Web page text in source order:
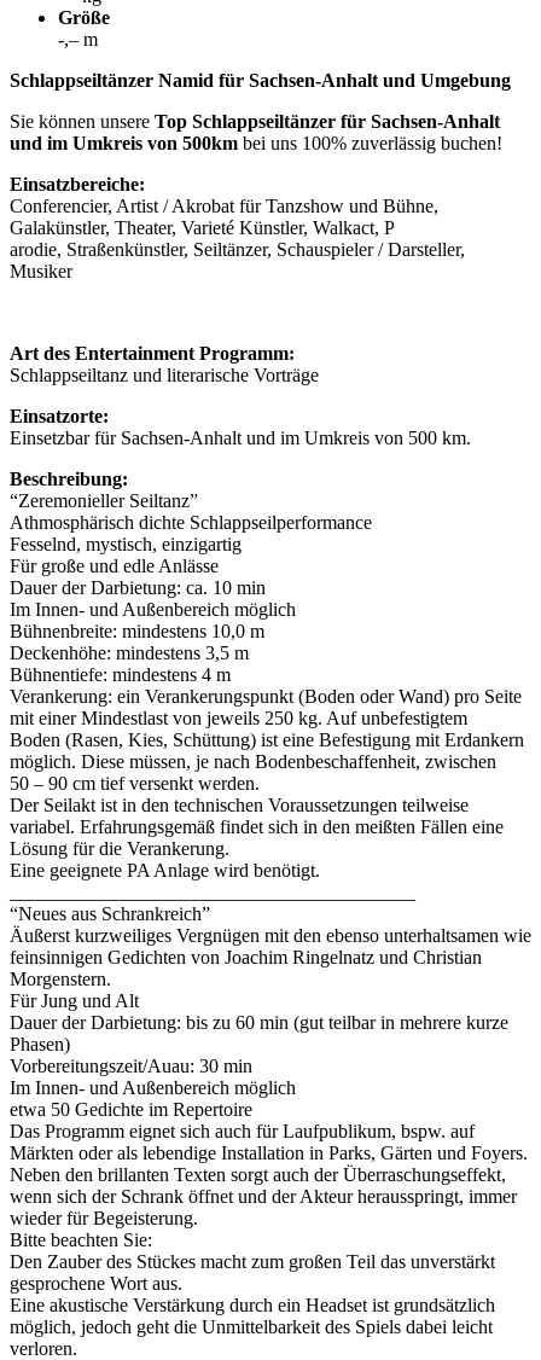
Größe
-,– m
Schlappseiltänzer Namid für Sachsen-Anhalt und Umgebung
Sie können unsere Top Schlappseiltänzer für Sachsen-Anhalt
und im Umkreis von 500km bei uns 100% zuverlässig buchen!
Einsatzbereiche:
Conferencier, Artist / Akrobat für Tanzshow und Bühne,
Galakünstler, Theater, Varieté Künstler, Walkact, P
arodie, Straßenkünstler, Seiltänzer, Schauspieler / Darsteller,
Musiker
Art des Entertainment Programm:
Schlappseiltanz und literarische Vorträge
Einsatzorte:
Einsetzbar für Sachsen-Anhalt und im Umkreis von 500 km.
Beschreibung:
“Zeremonieller Seiltanz”
Athmosphärisch dichte Schlappseilperformance
Fesselnd, mystisch, einzigartig
Für große und edle Anlässe
Dauer der Darbietung: ca. 10 min
Im Innen- und Außenbereich möglich
Bühnenbreite: mindestens 10,0 m
Deckenhöhe: mindestens 3,5 m
Bühnentiefe: mindestens 4 m
Verankerung: ein Verankerungspunkt (Boden oder Wand) pro Seite
mit einer Mindestlast von jeweils 250 kg. Auf unbefestigtem
Boden (Rasen, Kies, Schüttung) ist eine Befestigung mit Erdankern
möglich. Diese müssen, je nach Bodenbeschaffenheit, zwischen
50 – 90 cm tief versenkt werden.
Der Seilakt ist in den technischen Voraussetzungen teilweise
variabel. Erfahrungsgemäß findet sich in den meißten Fällen eine
Lösung für die Verankerung.
Eine geeignete PA Anlage wird benötigt.
“Neues aus Schrankreich”
Äußerst kurzweiliges Vergnügen mit den ebenso unterhaltsamen wie
feinsinnigen Gedichten von Joachim Ringelnatz und Christian
Morgenstern.
Für Jung und Alt
Dauer der Darbietung: bis zu 60 min (gut teilbar in mehrere kurze
Phasen)
Vorbereitungszeit/Auau: 30 min
Im Innen- und Außenbereich möglich
etwa 50 Gedichte im Repertoire
Das Programm eignet sich auch für Laufpublikum, bspw. auf
Märkten oder als lebendige Installation in Parks, Gärten und Foyers.
Neben den brillanten Texten sorgt auch der Überraschungseffekt,
wenn sich der Schrank öffnet und der Akteur herausspringt, immer
wieder für Begeisterung.
Bitte beachten Sie:
Den Zauber des Stückes macht zum großen Teil das unverstärkt
gesprochene Wort aus.
Eine akustische Verstärkung durch ein Headset ist grundsätzlich
möglich, jedoch geht die Unmittelbarkeit des Spiels dabei leicht
verloren.